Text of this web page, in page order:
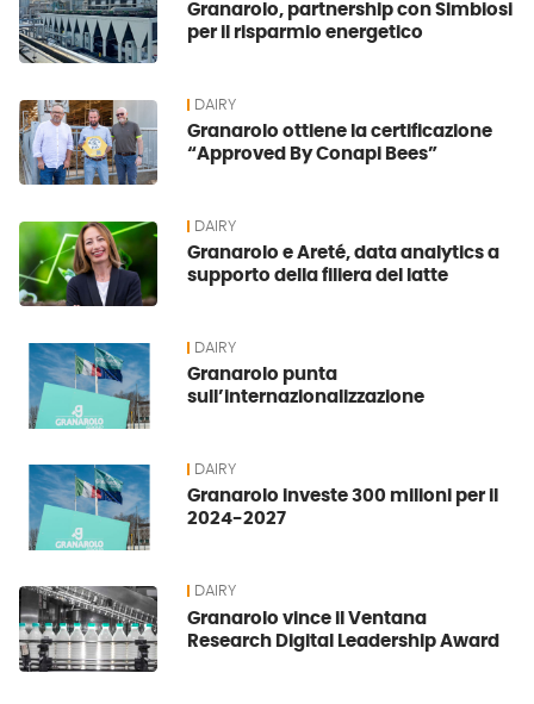
Granarolo, partnership con Simbiosi
per il risparmio energetico
DAIRY
Granarolo ottiene la certificazione
“Approved By Conapi Bees”
DAIRY
Granarolo e Areté, data analytics a
supporto della filiera del latte
DAIRY
Granarolo punta
sull’internazionalizzazione
DAIRY
Granarolo investe 300 milioni per il
2024-2027
DAIRY
Granarolo vince il Ventana
Research Digital Leadership Award